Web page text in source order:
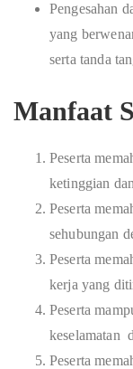
Pengesahan
yang
serta tanda
Manfaat
Peserta
ketinggian
Peserta
sehubungan
Peserta
kerja yang
Peserta
keselamatan
Peserta